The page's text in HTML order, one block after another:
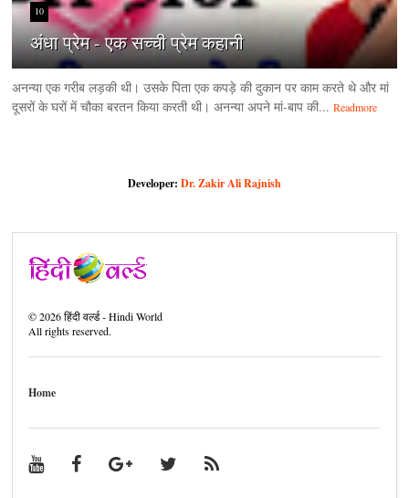
10
अंधा प्रेम - एक सच्ची प्रेम कहानी
अनन्या एक गरीब लड़की थी। उसके पिता एक कपड़े की दुकान पर काम करते थे और मां
दूसरों के घरों में चौका बरतन किया करती थी। अनन्या अपने मां-बाप की... Readmore
Developer: Dr. Zakir Ali Rajnish
©2026हिंदी वर्ल्ड - Hindi World
All rights reserved.
Home